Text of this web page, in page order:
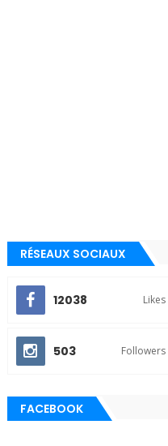
RÉSEAUX SOCIAUX
12038 Likes
503 Followers
FACEBOOK